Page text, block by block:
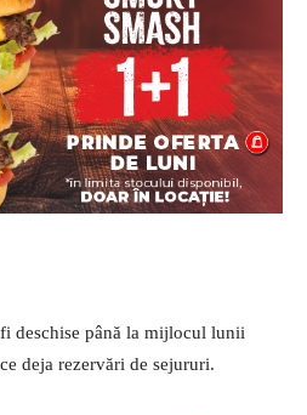
deschise până la mijlocul lunii
deja rezervări de sejururi.